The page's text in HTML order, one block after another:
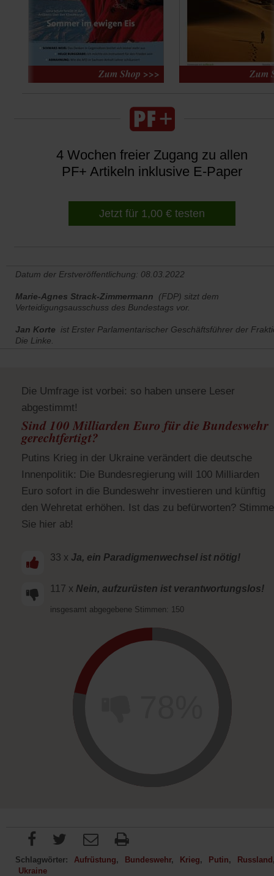
4 Wochen freier Zugang zu allen
PF+ Artikeln inklusive E-Paper
Jetzt für 1,00 € testen
Datum der Erstveröffentlichung: 08.03.2022
Marie-Agnes Strack-Zimmermann
(FDP) sitzt dem
Verteidigungsausschuss des Bundestags vor.
Jan Korte
ist Erster Parlamentarischer Geschäftsführer der
Die Linke.
Die Umfrage ist vorbei: so haben unsere Leser
abgestimmt!
Sind 100 Milliarden Euro für die Bundeswehr
gerechtfertigt?
Putins Krieg in der Ukraine verändert die deutsche
Innenpolitik: Die Bundesregierung will 100 Milliarden
Euro sofort in die Bundeswehr investieren und künftig
den Wehretat erhöhen. Ist das zu befürworten?
Sie hier ab!
33 x Ja, ein Paradigmenwechsel ist nötig!
117 x Nein, aufzurüsten ist verantwortungslos!
insgesamt abgegebene Stimmen: 150
Schlagwörter: Aufrüstung Bundeswehr Krieg Putin
Russland
Ukraine